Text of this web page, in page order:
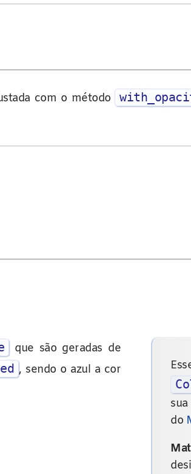
com o método
do
que são geradas de
, sendo o azul a cor